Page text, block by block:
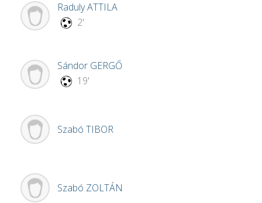
RadulyATTILA
2'
Sándor GERGŐ
19'
Szabó TIBOR
Szabó ZOLTÁN